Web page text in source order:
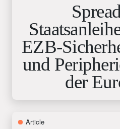
EZB-
und
der
Article